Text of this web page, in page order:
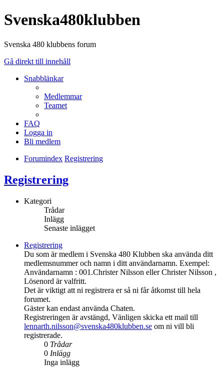
Svenska480klubben
Svenska 480 klubbens forum
Gå direkt till innehåll
Snabblänkar
Medlemmar
Teamet
FAQ
Logga in
Bli medlem
Forumindex Registrering
Registrering
Kategori
Trådar
Inlägg
Senaste inlägget
Registrering
Du som är medlem i Svenska 480 Klubben ska använda ditt
medlemsnummer och namn i ditt användarnamn. Exempel:
Användarnamn : 001.Christer Nilsson eller Christer Nilsson ,
Lösenord är valfritt.
Det är viktigt att ni registrera er så ni får åtkomst till hela
forumet.
Gäster kan endast använda Chaten.
Registreringen är avstängd, Vänligen skicka ett mail till
lennarth.nilsson@svenska480klubben.se om ni vill bli
registrerade.
0 Trådar
0 Inlägg
Inga inlägg